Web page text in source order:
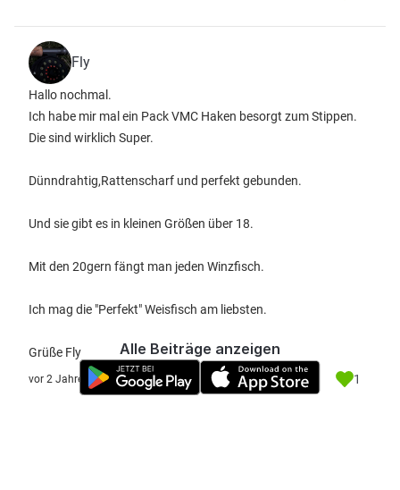
Fly
Hallo nochmal.
Ich habe mir mal ein Pack VMC Haken besorgt zum Stippen.
Die sind wirklich Super.
Dünndrahtig,Rattenscharf und perfekt gebunden.
Und sie gibt es in kleinen Größen über 18.
Mit den 20gern fängt man jeden Winzfisch.
Ich mag die "Perfekt" Weisfisch am liebsten.
Grüße Fly
vor 2 Jahre 1
Alle Beiträge anzeigen